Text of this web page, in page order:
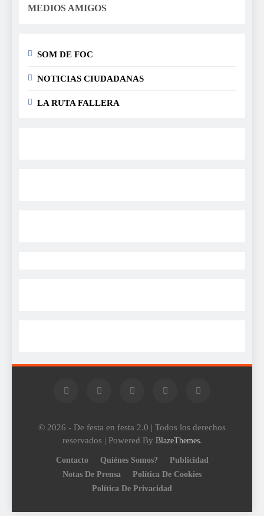
MEDIOS AMIGOS
SOM DE FOC
NOTICIAS CIUDADANAS
LA RUTA FALLERA
© 2026 - De festa en festa 2.0 | Todos los derechos
reservados | Powered By BlazeThemes.
Contacto Quiénes Somos?
Publicidad
Notas De Prensa
Política De Cookies
Política De Privacidad